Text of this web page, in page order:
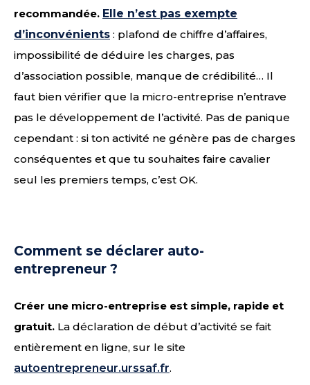
recommandée. Elle n’est pas exempte
d’inconvénients : plafond de chiffre d’affaires,
impossibilité de déduire les charges, pas
d’association possible, manque de crédibilité… Il
faut bien vérifier que la micro-entreprise n’entrave
pas le développement de l’activité. Pas de panique
cependant : si ton activité ne génère pas de charges
conséquentes et que tu souhaites faire cavalier
seul les premiers temps, c’est OK.
Comment se déclarer auto-
entrepreneur ?
Créer une micro-entreprise est simple, rapide et
gratuit. La déclaration de début d’activité se fait
entièrement en ligne, sur le site
autoentrepreneur.urssaf.fr.